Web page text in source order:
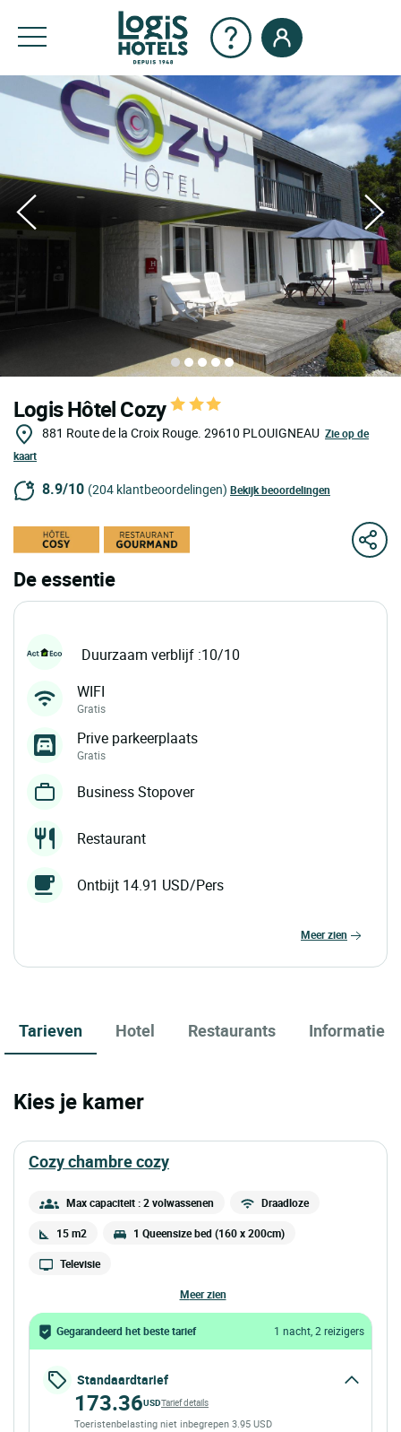
Logis Hôtel Cozy
881 Route de la Croix Rouge. 29610 PLOUIGNEAU Zie op de
kaart
8.9/10 (204 klantbeoordelingen) Bekijk beoordelingen
De essentie
Duurzaam verblijf :10/10
WIFI
Gratis
Prive parkeerplaats
Gratis
Business Stopover
Restaurant
Ontbijt 14.91 USD/Pers
meer zien
Tarieven Hotel Restaurants Informatie
Kies je kamer
cozy chambre cozy
Max capaciteit : 2 volwassenen Draadloze
15 m2 1 Queensize bed (160 x 200cm)
Televisie
meer zien
Gegarandeerd het beste tarief 1 nacht, 2 reizigers
Standaardtarief
173.36USDTarief details
Toeristenbelasting niet inbegrepen 3.95 USD